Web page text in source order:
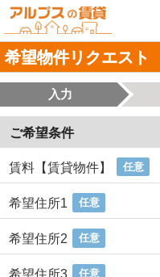
希望物件リクエスト
入力
ご希望条件
賃料【賃貸物件】 任意
希望住所1 任意
希望住所2 任意
希望住所3 任意